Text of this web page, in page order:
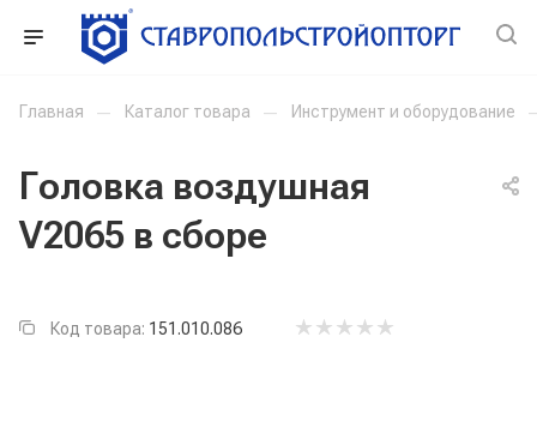
Главная — Каталог товара — Инструмент и оборудование
Головка воздушная
V2065 в сборе
Код товара: 151.010.086